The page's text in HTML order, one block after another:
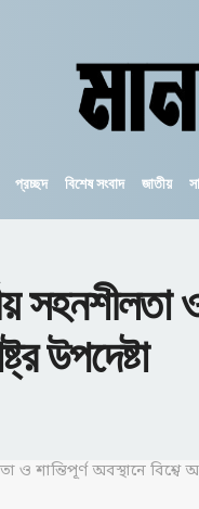
প্রচ্ছদ বিশেষ সংবাদ জাতীয়
উপদেষ্টা